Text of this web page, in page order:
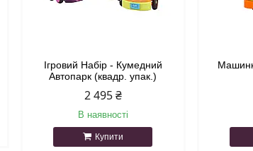
Ігровий Набір - Кумедний
Автопарк (квадр. упак.)
2 495 ₴
В наявності
Купити